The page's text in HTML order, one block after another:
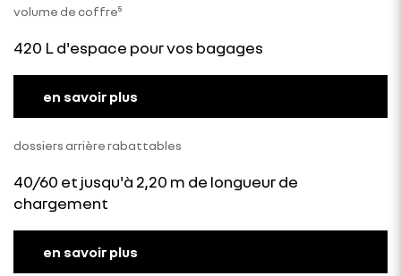
volume de coffre⁵
420 L d'espace pour vos bagages
en savoir plus
dossiers arrière rabattables
40/60 et jusqu'à 2,20 m de longueur de
chargement
en savoir plus